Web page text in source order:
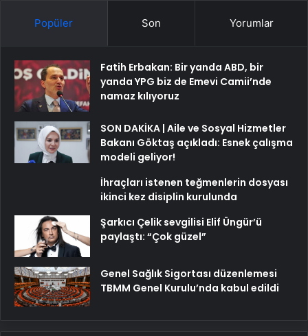
Popüler Son Yorumlar
Fatih Erbakan: Bir yanda ABD, bir
yanda YPG biz de Emevi Camii’nde
namaz kılıyoruz
SON DAKİKA | Aile ve Sosyal Hizmetler
Bakanı Göktaş açıkladı: Esnek çalışma
modeli geliyor!
İhraçları istenen teğmenlerin dosyası
ikinci kez disiplin kurulunda
Şarkıcı Çelik sevgilisi Elif Üngür’ü
paylaştı: “Çok güzel”
Genel Sağlık Sigortası düzenlemesi
TBMM Genel Kurulu’nda kabul edildi